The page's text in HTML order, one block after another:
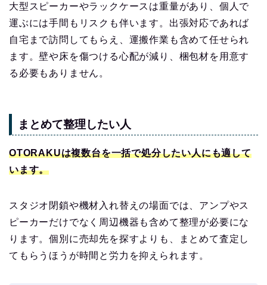
大型スピーカーやラックケースは重量があり、個人で
運ぶには手間もリスクも伴います。出張対応であれば
自宅まで訪問してもらえ、運搬作業も含めて任せられ
ます。壁や床を傷つける心配が減り、梱包材を用意す
る必要もありません。
まとめて整理したい人
OTORAKUは複数台を一括で処分したい人にも適して
います。
スタジオ閉鎖や機材入れ替えの場面では、アンプやス
ピーカーだけでなく周辺機器も含めて整理が必要にな
ります。個別に売却先を探すよりも、まとめて査定し
てもらうほうが時間と労力を抑えられます。